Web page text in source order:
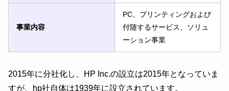
事業内容
PC、プリンティングおよび
付随するサービス、ソリュ
ーション事業
2015年に分社化し、HP Inc.の設立は2015年となっていま
すが、hp社自体は1939年に設立されています。